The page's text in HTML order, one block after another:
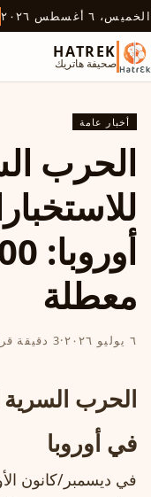
الخميس، ٦ أغسطس ٢٠٢٦
HATREK
صحيفة هاتريك
أخبار عامة
الحرب
معطلة
٦ يوليو ٢٠٢٦ ·3 دقيقة قراءة
الحرب السرية
في أوروبا